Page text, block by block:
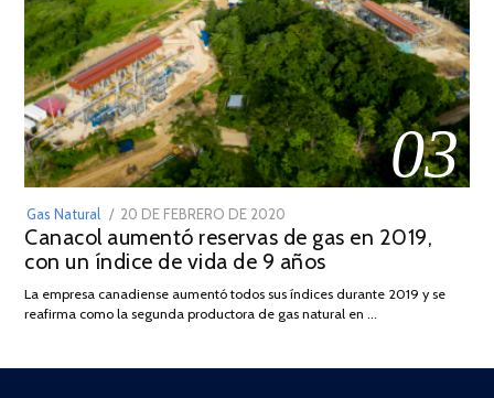
03
Gas Natural
POSTED
ON
20 DE FEBRERO DE 2020
DE
JULIO
2025
Canacol aumentó reservas de gas en 2019,
con un índice de vida de 9 años
La empresa canadiense aumentó todos sus índices durante 2019 y se
reafirma como la segunda productora de gas natural en …